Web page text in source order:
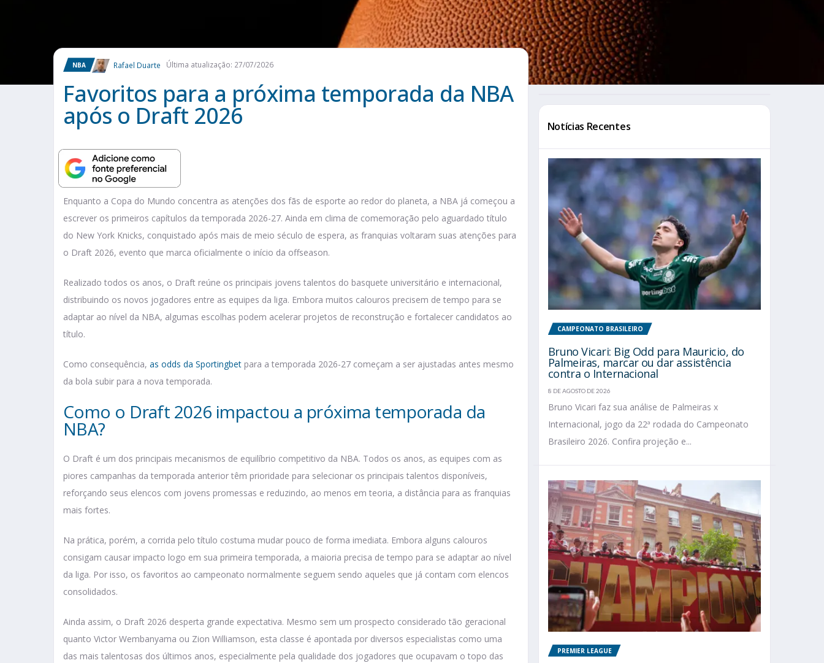
NBA Rafael Duarte Última atualização: 27/07/2026
Favoritos para a próxima temporada da NBA
após o Draft 2026
Enquanto a Copa do Mundo concentra as atenções dos fãs de esporte ao redor do planeta, a NBA já começou a
escrever os primeiros capítulos da temporada 2026-27. Ainda em clima de comemoração pelo aguardado título
do New York Knicks, conquistado após mais de meio século de espera, as franquias voltaram suas atenções para
o Draft 2026, evento que marca oficialmente o início da offseason.
Realizado todos os anos, o Draft reúne os principais jovens talentos do basquete universitário e internacional,
distribuindo os novos jogadores entre as equipes da liga. Embora muitos calouros precisem de tempo para se
adaptar ao nível da NBA, algumas escolhas podem acelerar projetos de reconstrução e fortalecer candidatos ao
título.
Como consequência, as odds da Sportingbet para a temporada 2026-27 começam a ser ajustadas antes mesmo
da bola subir para a nova temporada.
Como o Draft 2026 impactou a próxima temporada da
NBA?
O Draft é um dos principais mecanismos de equilíbrio competitivo da NBA. Todos os anos, as equipes com as
piores campanhas da temporada anterior têm prioridade para selecionar os principais talentos disponíveis,
reforçando seus elencos com jovens promessas e reduzindo, ao menos em teoria, a distância para as franquias
mais fortes.
Na prática, porém, a corrida pelo título costuma mudar pouco de forma imediata. Embora alguns calouros
consigam causar impacto logo em sua primeira temporada, a maioria precisa de tempo para se adaptar ao nível
da liga. Por isso, os favoritos ao campeonato normalmente seguem sendo aqueles que já contam com elencos
consolidados.
Ainda assim, o Draft 2026 desperta grande expectativa. Mesmo sem um prospecto considerado tão geracional
quanto Victor Wembanyama ou Zion Williamson, esta classe é apontada por diversos especialistas como uma
das mais talentosas dos últimos anos, especialmente pela qualidade dos jogadores que ocupavam o topo das
Notícias Recentes
CAMPEONATO BRASILEIRO
Bruno Vicari: Big Odd para Mauricio, do
Palmeiras, marcar ou dar assistência
contra o Internacional
8 DE AGOSTO DE 2026
Bruno Vicari faz sua análise de Palmeiras x
Internacional, jogo da 22ª rodada do Campeonato
Brasileiro 2026. Confira projeção e...
PREMIER LEAGUE